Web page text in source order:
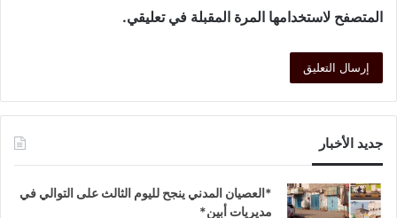
المتصفح لاستخدامها المرة المقبلة في تعليقي.
جديد الأخبار
*العصيان المدني ينجح لليوم الثالث على التوالي في
مديريات أبين*